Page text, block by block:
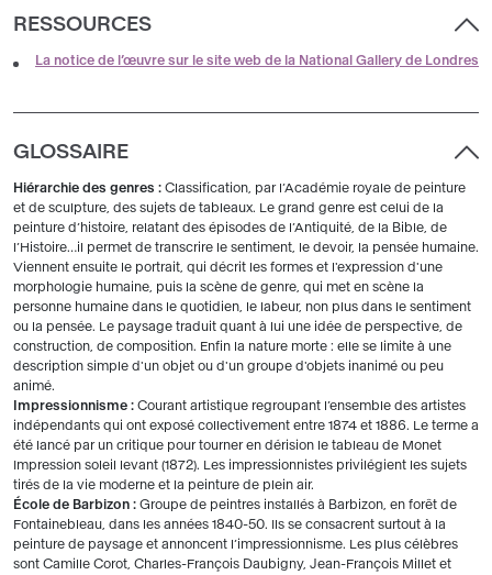
RESSOURCES
La notice de l’œuvre sur le site web de la National Gallery de Londres
GLOSSAIRE
Hiérarchie des genres : Classification, par l’Académie royale de peinture
et de sculpture, des sujets de tableaux. Le grand genre est celui de la
peinture d’histoire, relatant des épisodes de l’Antiquité, de la Bible, de
l’Histoire…il permet de transcrire le sentiment, le devoir, la pensée humaine.
Viennent ensuite le portrait, qui décrit les formes et l'expression d'une
morphologie humaine, puis la scène de genre, qui met en scène la
personne humaine dans le quotidien, le labeur, non plus dans le sentiment
ou la pensée. Le paysage traduit quant à lui une idée de perspective, de
construction, de composition. Enfin la nature morte : elle se limite à une
description simple d'un objet ou d'un groupe d'objets inanimé ou peu
animé.
Impressionnisme : Courant artistique regroupant l’ensemble des artistes
indépendants qui ont exposé collectivement entre 1874 et 1886. Le terme a
été lancé par un critique pour tourner en dérision le tableau de Monet
Impression soleil levant (1872). Les impressionnistes privilégient les sujets
tirés de la vie moderne et la peinture de plein air.
École de Barbizon : Groupe de peintres installés à Barbizon, en forêt de
Fontainebleau, dans les années 1840-50. Ils se consacrent surtout à la
peinture de paysage et annoncent l’impressionnisme. Les plus célèbres
sont Camille Corot, Charles-François Daubigny, Jean-François Millet et